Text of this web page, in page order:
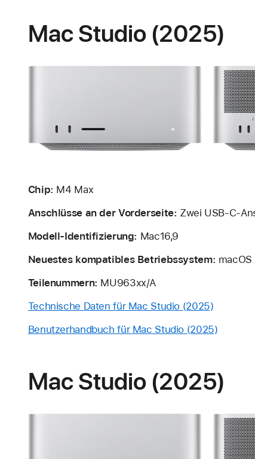
Mac Studio (2025)
Chip: M4 Max
Anschlüsse an der Vorderseite: Zwei USB-C-
Modell-Identifizierung: Mac16,9
Neuestes kompatibles Betriebssystem: macOS
Teilenummern: MU963xx/A
Technische Daten für Mac Studio (2025)
Benutzerhandbuch für Mac Studio (2025)
Mac Studio (2025)